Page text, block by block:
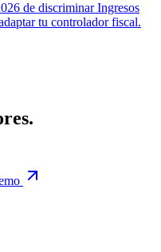
de discriminar Ingresos
tu controlador fiscal.